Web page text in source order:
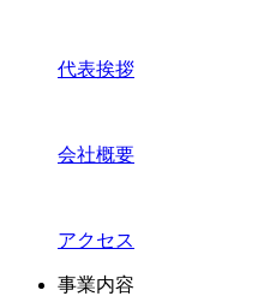
代表挨拶
会社概要
アクセス
事業内容